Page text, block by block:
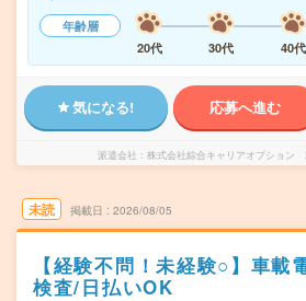
年齢層
20代
30代 40代
気になる! 応募へ進む
派遣会社 株式会社綜合キャリアオプション
未読 掲載日 2026/08/05
【経験不問！未経験○】車載
検査/日払いOK